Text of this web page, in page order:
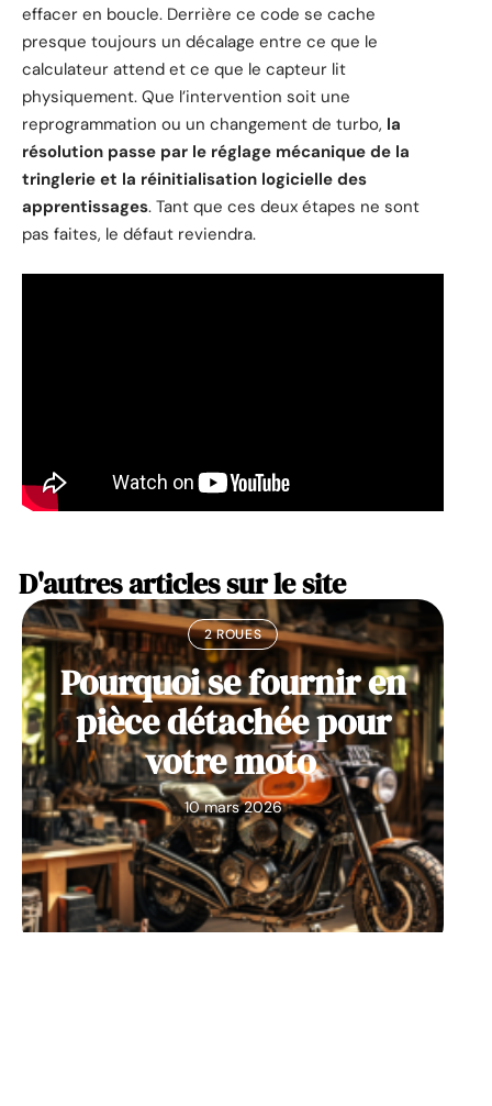
effacer en boucle. Derrière ce code se cache
presque toujours un décalage entre ce que le
calculateur attend et ce que le capteur lit
physiquement. Que l’intervention soit une
reprogrammation ou un changement de turbo, la
résolution passe par le réglage mécanique de la
tringlerie et la réinitialisation logicielle des
apprentissages. Tant que ces deux étapes ne sont
pas faites, le défaut reviendra.
D'autres articles sur le site
2 ROUES
Pourquoi se fournir en
pièce détachée pour
votre moto
10 mars 2026